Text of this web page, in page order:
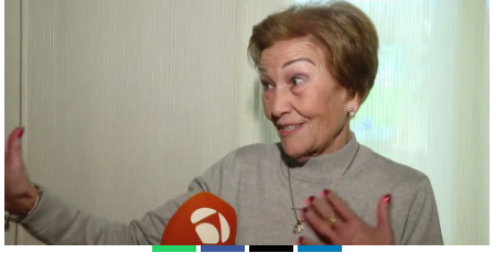
23 de diciembre de 2022, 19:35
WhatsappFacebook Linkedin